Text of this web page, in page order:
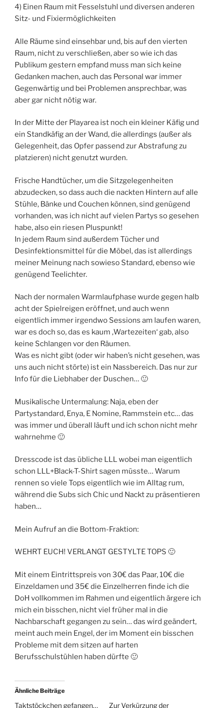
4) Einen Raum mit Fesselstuhl und diversen anderen
Sitz- und Fixiermöglichkeiten
Alle Räume sind einsehbar und, bis auf den vierten
Raum, nicht zu verschließen, aber so wie ich das
Publikum gestern empfand muss man sich keine
Gedanken machen, auch das Personal war immer
Gegenwärtig und bei Problemen ansprechbar, was
aber gar nicht nötig war.
In der Mitte der Playarea ist noch ein kleiner Käfig und
ein Standkäfig an der Wand, die allerdings (außer als
Gelegenheit, das Opfer passend zur Abstrafung zu
platzieren) nicht genutzt wurden.
Frische Handtücher, um die Sitzgelegenheiten
abzudecken, so dass auch die nackten Hintern auf alle
Stühle, Bänke und Couchen können, sind genügend
vorhanden, was ich nicht auf vielen Partys so gesehen
habe, also ein riesen Pluspunkt!
In jedem Raum sind außerdem Tücher und
Desinfektionsmittel für die Möbel, das ist allerdings
meiner Meinung nach sowieso Standard, ebenso wie
genügend Teelichter.
Nach der normalen Warmlaufphase wurde gegen halb
acht der Spielreigen eröffnet, und auch wenn
eigentlich immer irgendwo Sessions am laufen waren,
war es doch so, das es kaum ‚Wartezeiten‘ gab, also
keine Schlangen vor den Räumen.
Was es nicht gibt (oder wir haben’s nicht gesehen, was
uns auch nicht störte) ist ein Nassbereich. Das nur zur
Info für die Liebhaber der Duschen… 🙂
Musikalische Untermalung: Naja, eben der
Partystandard, Enya, E Nomine, Rammstein etc… das
was immer und überall läuft und ich schon nicht mehr
wahrnehme 🙂
Dresscode ist das übliche LLL wobei man eigentlich
schon LLL+Black-T-Shirt sagen müsste… Warum
rennen so viele Tops eigentlich wie im Alltag rum,
während die Subs sich Chic und Nackt zu präsentieren
haben…
Mein Aufruf an die Bottom-Fraktion:
WEHRT EUCH! VERLANGT GESTYLTE TOPS 🙂
Mit einem Eintrittspreis von 30€ das Paar, 10€ die
Einzeldamen und 35€ die Einzelherren finde ich die
DoH vollkommen im Rahmen und eigentlich ärgere ich
mich ein bisschen, nicht viel früher mal in die
Nachbarschaft gegangen zu sein… das wird geändert,
meint auch mein Engel, der im Moment ein bisschen
Probleme mit dem sitzen auf harten
Berufsschulstühlen haben dürfte 🙂
Ähnliche Beiträge
Taktstöckchen gefangen… Zur Verkürzung der